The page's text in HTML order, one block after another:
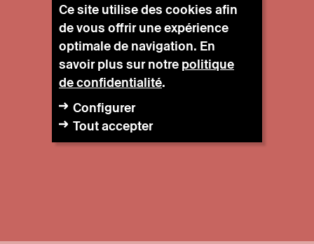
Ce site utilise des cookies afin
de vous offrir une expérience
optimale de navigation. En
savoir plus sur notre politique
de confidentialité.
Configurer
Tout accepter